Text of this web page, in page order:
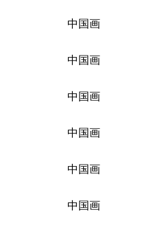
中国画
中国画
中国画
中国画
中国画
中国画